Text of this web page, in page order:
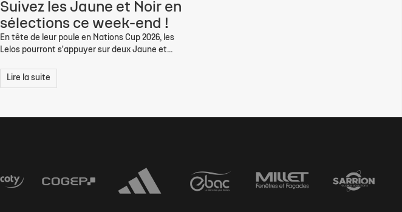
Suivez les Jaune et Noir en
sélections ce week-end !
En tête de leur poule en Nations Cup 2026, les
Lelos pourront s'appuyer sur deux Jaune et...
Lire la suite